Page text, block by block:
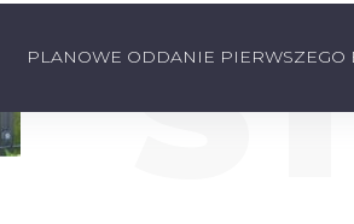
PLANOWE ODDANIE PIERWSZEGO